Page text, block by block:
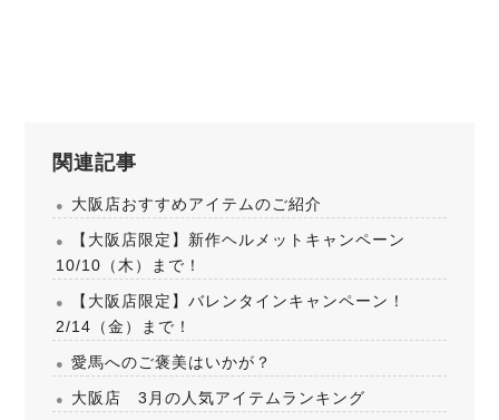
関連記事
大阪店おすすめアイテムのご紹介
【大阪店限定】新作ヘルメットキャンペーン
10/10（木）まで！
【大阪店限定】バレンタインキャンペーン！
2/14（金）まで！
愛馬へのご褒美はいかが？
大阪店 3月の人気アイテムランキング